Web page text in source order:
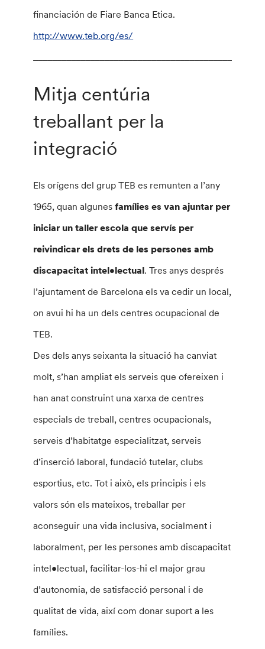
financiación de Fiare Banca Etica.
http://www.teb.org/es/
Mitja centúria
treballant per la
integració
Els orígens del grup TEB es remunten a l’any
1965, quan algunesfamílies es van ajuntar per
iniciar un taller escola que servís per
reivindicar els drets de les persones amb
discapacitat intel•lectual. Tres anys després
l’ajuntament de Barcelona els va cedir un local,
on avui hi ha un dels centres ocupacional de
TEB.
Des dels anys seixanta la situació ha canviat
molt, s’han ampliat els serveis que ofereixen i
han anat construint una xarxa de centres
especials de treball, centres ocupacionals,
serveis d’habitatge especialitzat, serveis
d’inserció laboral, fundació tutelar, clubs
esportius, etc. Tot i això, els principis i els
valors són els mateixos, treballar per
aconseguir una vida inclusiva, socialment i
laboralment, per les persones amb discapacitat
intel•lectual, facilitar-los-hi el major grau
d’autonomia, de satisfacció personal i de
qualitat de vida, així com donar suport a les
famílies.